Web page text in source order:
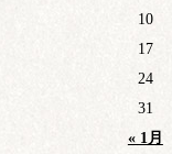
« 1月
10
17
24
31